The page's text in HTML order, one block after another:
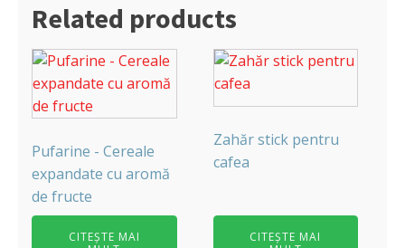
Related products
Pufarine - Cereale
expandate cu aromă
de fructe
CITEȘTE MAI
Zahăr stick pentru
cafea
CITEȘTE MAI